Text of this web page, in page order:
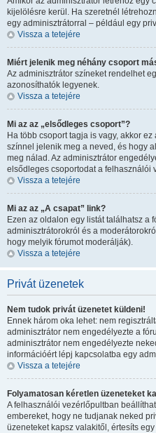
kijelölésre kerül. Ha szeretnél
egy adminisztrátorral – például egy
Vissza a tetejére
Miért jelenik meg néhány csoport
Az adminisztrátor színeket rendelhet
azonosíthatók legyenek.
Vissza a tetejére
Mi az az „elsődleges csoport”?
Ha több csoport tagja is vagy, akkor
színnel jelenik meg a neved, és hogy
meg nálad. Az adminisztrátor
elsődleges csoportodat a felhasználói
Vissza a tetejére
Mi az az „A csapat” link?
Ezen az oldalon egy listát találhatsz a
adminisztrátorokról és a
hogy melyik fórumot moderálják).
Vissza a tetejére
Privát üzenetek
Nem tudok privát üzenetet küldeni!
Ennek három oka lehet: nem
adminisztrátor nem engedélyezte a
adminisztrátor nem engedélyezte
információért lépj kapcsolatba egy
Vissza a tetejére
Folyamatosan kéretlen üzeneteket
A felhasználói vezérlőpultban
embereket, hogy ne tudjanak neked
üzeneteket kapsz valakitől, értesíts